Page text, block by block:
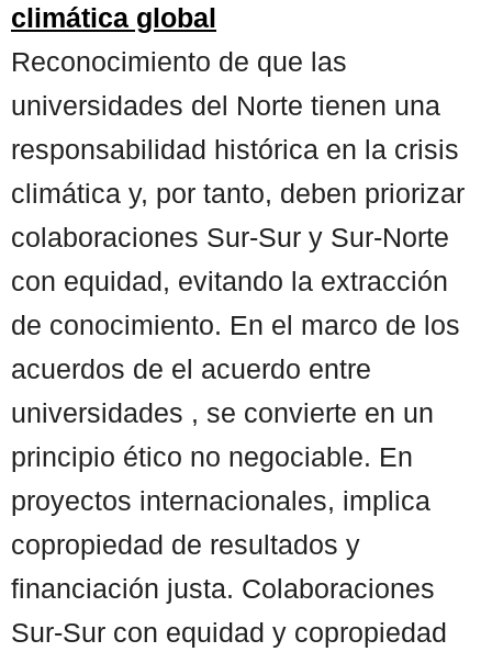
climática global
Reconocimiento de que las
universidades del Norte tienen una
responsabilidad histórica en la crisis
climática y, por tanto, deben priorizar
colaboraciones Sur-Sur y Sur-Norte
con equidad, evitando la extracción
de conocimiento. En el marco de los
acuerdos de el acuerdo entre
universidades , se convierte en un
principio ético no negociable. En
proyectos internacionales, implica
copropiedad de resultados y
financiación justa. Colaboraciones
Sur-Sur con equidad y copropiedad